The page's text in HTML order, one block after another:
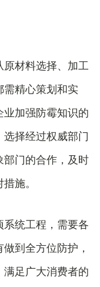
材料选择、加工
精心策划和实
加强防霉知识的
择经过权威部门
门的合作，及时
施。
统工程，需要各
到全方位防护，
足广大消费者的